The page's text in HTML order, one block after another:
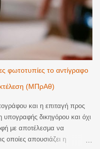
φωτοτυπίες το αντίγραφο
(ΜΠρΑθ)
και η επιταγή προς
υπογραφής δικηγόρου και όχι
με αποτέλεσμα να
οποίες απουσιάζει η